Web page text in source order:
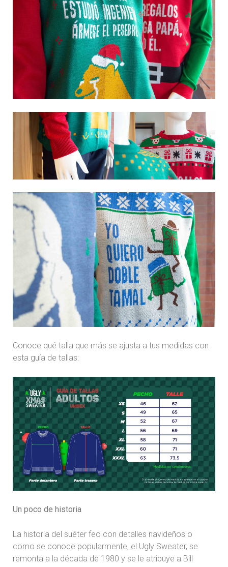
Conoce qué talla que más se ajusta a tus medidas con
esta guía de tallas:
Un poco de historia
La historia del suéter feo con detalles navideños o
como se conoce popularmente, el Ugly Sweater, se
remonta a la década de 1980 y se le atribuye a Bill